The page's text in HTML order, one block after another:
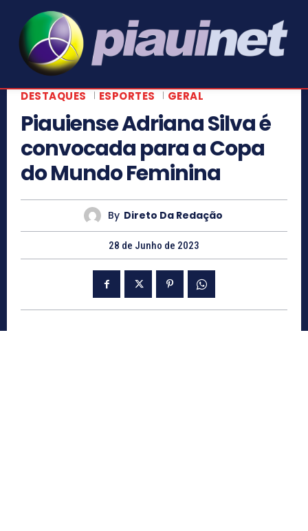
DESTAQUES ESPORTES GERAL
Piauiense Adriana Silva é
convocada para a Copa
do Mundo Feminina
By Direto Da Redação
28 de Junho de 2023